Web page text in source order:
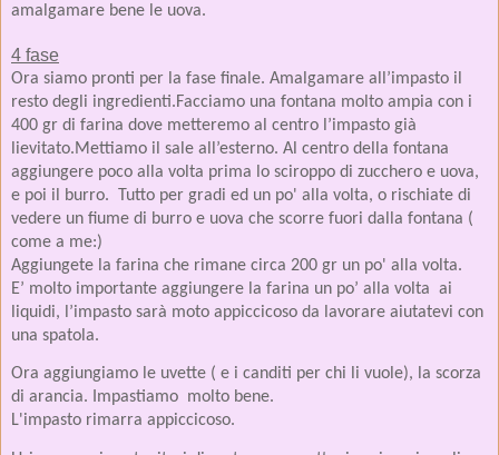
amalgamare bene le uova.
4 fase
Ora siamo pronti per la fase finale. Amalgamare all’impasto il
resto degli ingredienti.Facciamo una fontana molto ampia con i
400 gr di farina dove metteremo al centro l’impasto già
lievitato.Mettiamo il sale all’esterno. Al centro della fontana
aggiungere poco alla volta prima lo sciroppo di zucchero e uova,
e poi il burro. Tutto per gradi ed un po' alla volta, o rischiate di
vedere un fiume di burro e uova che scorre fuori dalla fontana (
come a me:)
Aggiungete la farina che rimane circa 200 gr un po' alla volta.
E’ molto importante aggiungere la farina un po’ alla volta ai
liquidi, l’impasto sarà moto appiccicoso da lavorare aiutatevi con
una spatola.
Ora aggiungiamo le uvette ( e i canditi per chi li vuole), la scorza
di arancia. Impastiamo molto bene.
L'impasto rimarra appiccicoso.